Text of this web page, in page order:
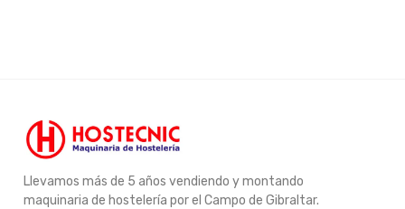
Llevamos más de 5 años vendiendo y montando
maquinaria de hostelería por el Campo de Gibraltar.